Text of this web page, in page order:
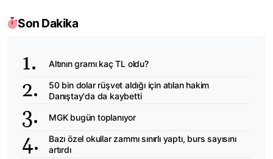
Son Dakika
Altının gramı kaç TL oldu?
50 bin dolar rüşvet aldığı için atılan hakim
Danıştay'da da kaybetti
MGK bugün toplanıyor
Bazı özel okullar zammı sınırlı yaptı, burs sayısını
artırdı